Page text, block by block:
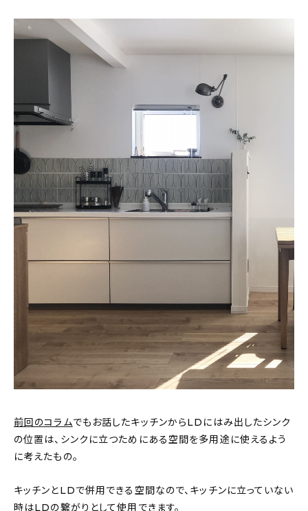
前回のコラムでもお話したキッチンからLDにはみ出したシンク
の位置は、シンクに立つためにある空間を多用途に使えるよう
に考えたもの。
キッチンとLDで併用できる空間なので、キッチンに立っていない
時はLDの繋がりとして使用できます。